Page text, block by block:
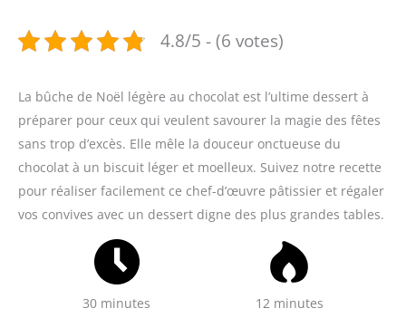
4.8/5 - (6 votes)
La bûche de Noël légère au chocolat est l’ultime dessert à
préparer pour ceux qui veulent savourer la magie des fêtes
sans trop d’excès. Elle mêle la douceur onctueuse du
chocolat à un biscuit léger et moelleux. Suivez notre recette
pour réaliser facilement ce chef-d’œuvre pâtissier et régaler
vos convives avec un dessert digne des plus grandes tables.
30 minutes 12 minutes